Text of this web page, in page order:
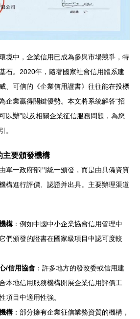
境中，企業信用已成為參與市場競爭，特
石。2020年，隨著國家社會信用體系建
、可信的《企業信用證書》往往能在投標
企業贏得關鍵優勢。本文將系統解答“招
以辦”以及相關企業征信服務問題，為您
。
主要頒發機構
單一政府部門統一頒發，而是由具備資質
構進行評價、認證并出具。主要辦理渠道
構：例如中國中小企業協會信用管理中
們頒發的證書在國家級項目中認可度較
/信用協會 ：許多地方的發改委或信用建
本地信用服務機構開展企業信用評價工
項目中適用性強。
構：部分擁有企業征信業務資質的機構，